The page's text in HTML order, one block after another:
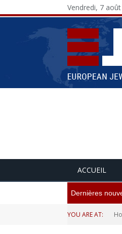
Vendredi, 7
ACCUEIL
Dernières
YOU ARE AT: